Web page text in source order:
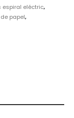
espiral eléctric,
papel,